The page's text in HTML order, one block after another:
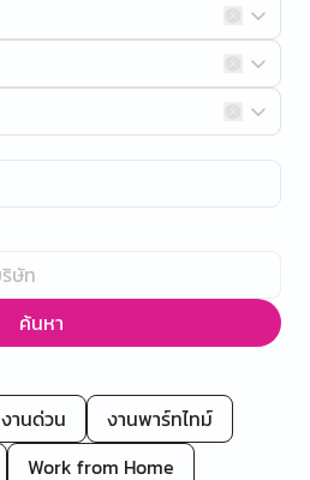
ค้นหา
งานด่วน
งานพาร์ทไทม์
Work from Home